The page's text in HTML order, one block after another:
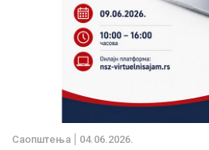
Саопштења 04.06.2026.